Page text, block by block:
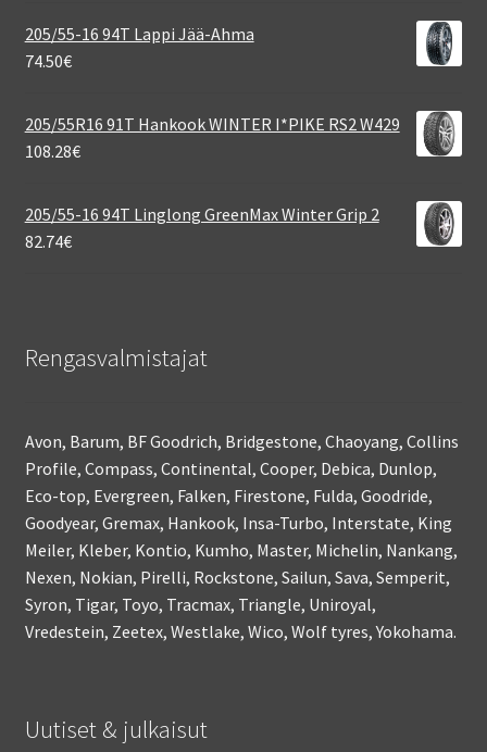
205/55-16 94T Lappi Jää-Ahma
74.50€
205/55R16 91T Hankook WINTER I*PIKE RS2 W429
108.28€
205/55-16 94T Linglong GreenMax Winter Grip 2
82.74€
Rengasvalmistajat
Avon, Barum, BF Goodrich, Bridgestone, Chaoyang, Collins
Profile, Compass, Continental, Cooper, Debica, Dunlop,
Eco-top, Evergreen, Falken, Firestone, Fulda, Goodride,
Goodyear, Gremax, Hankook, Insa-Turbo, Interstate, King
Meiler, Kleber, Kontio, Kumho, Master, Michelin, Nankang,
Nexen, Nokian, Pirelli, Rockstone, Sailun, Sava, Semperit,
Syron, Tigar, Toyo, Tracmax, Triangle, Uniroyal,
Vredestein, Zeetex, Westlake, Wico, Wolf tyres, Yokohama.
Uutiset & julkaisut